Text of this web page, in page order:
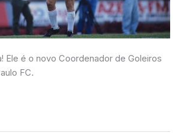
Ele é o novo Coordenador de Goleiros
FC.